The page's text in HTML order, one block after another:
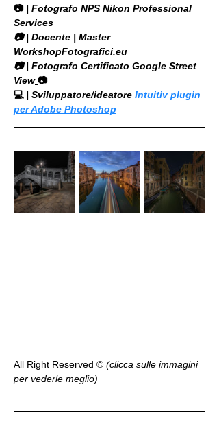
📷 | Fotografo NPS Nikon Professional
Services
​📷 | Docente | Master
WorkshopFotografici.eu
📷 | Fotografo Certificato Google Street
View 📷
💻 | Sviluppatore/ideatore Intuitiv plugin
per Adobe Photoshop
All Right Reserved ©️ (clicca sulle immagini
per vederle meglio)